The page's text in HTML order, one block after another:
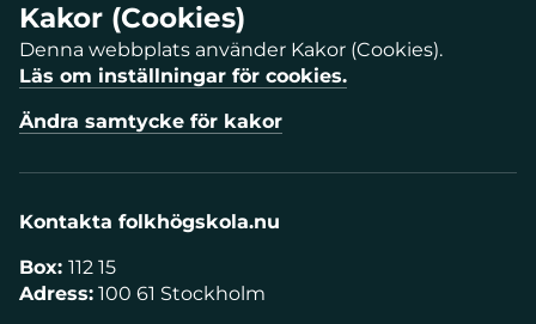
Kakor (Cookies)
Denna webbplats använder Kakor (Cookies).
Läs om inställningar för cookies.
Ändra samtycke för kakor
Kontakta folkhögskola.nu
Box: 112 15
Adress: 100 61 Stockholm